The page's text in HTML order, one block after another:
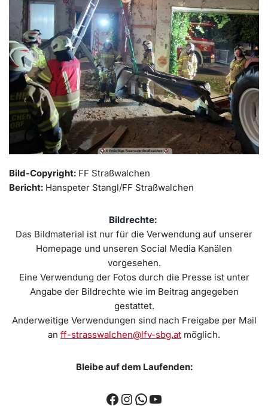
Bild-Copyright: FF Straßwalchen
Bericht: Hanspeter Stangl/FF Straßwalchen
Bildrechte:
Das Bildmaterial ist nur für die Verwendung auf unserer
Homepage und unseren Social Media Kanälen
vorgesehen.
Eine Verwendung der Fotos durch die Presse ist unter
Angabe der Bildrechte wie im Beitrag angegeben
gestattet.
Anderweitige Verwendungen sind nach Freigabe per Mail
an ff-strasswalchen@lfv-sbg.at möglich.
Bleibe auf dem Laufenden: